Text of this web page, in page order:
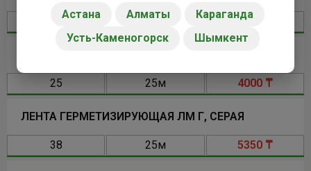
25 12м 2550 ₸
25 25м 4000 ₸
ЛЕНТА ГЕРМЕТИЗИРУЮЩАЯ ЛМ Г, СЕРАЯ
38 25м 5350 ₸
Астана Алматы
Караганда
Усть-Каменогорск
Шымкент